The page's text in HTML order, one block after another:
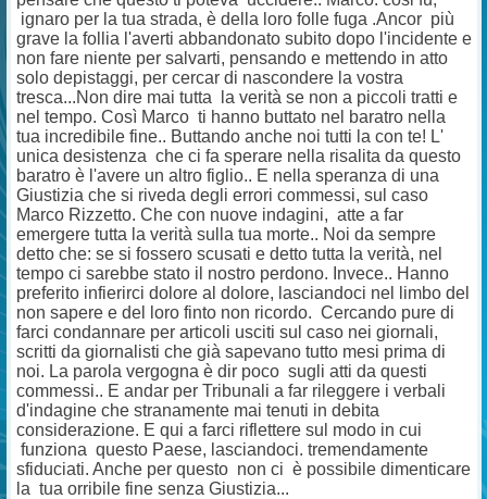
ignaro per la tua strada, è della loro folle fuga .Ancor più
grave la follia l'averti abbandonato subito dopo l'incidente e
non fare niente per salvarti, pensando e mettendo in atto
solo depistaggi, per cercar di nascondere la vostra
tresca...Non dire mai tutta la verità se non a piccoli tratti e
nel tempo. Così Marco ti hanno buttato nel baratro nella
tua incredibile fine.. Buttando anche noi tutti la con te! L'
unica desistenza che ci fa sperare nella risalita da questo
baratro è l'avere un altro figlio.. E nella speranza di una
Giustizia che si riveda degli errori commessi, sul caso
Marco Rizzetto. Che con nuove indagini, atte a far
emergere tutta la verità sulla tua morte.. Noi da sempre
detto che: se si fossero scusati e detto tutta la verità, nel
tempo ci sarebbe stato il nostro perdono. Invece.. Hanno
preferito infierirci dolore al dolore, lasciandoci nel limbo del
non sapere e del loro finto non ricordo. Cercando pure di
farci condannare per articoli usciti sul caso nei giornali,
scritti da giornalisti che già sapevano tutto mesi prima di
noi. La parola vergogna è dir poco sugli atti da questi
commessi.. E andar per Tribunali a far rileggere i verbali
d'indagine che stranamente mai tenuti in debita
considerazione. E qui a farci riflettere sul modo in cui
funziona questo Paese, lasciandoci. tremendamente
sfiduciati. Anche per questo non ci è possibile dimenticare
la tua orribile fine senza Giustizia...